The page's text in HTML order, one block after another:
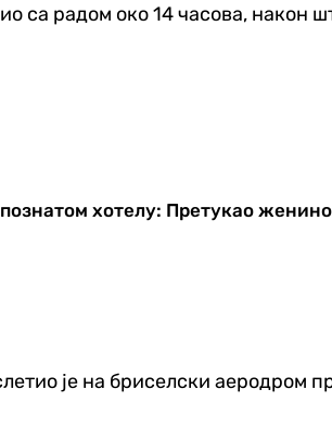
са радом око 14 часова, након
хотелу: Претукао
је на бриселски аеродром